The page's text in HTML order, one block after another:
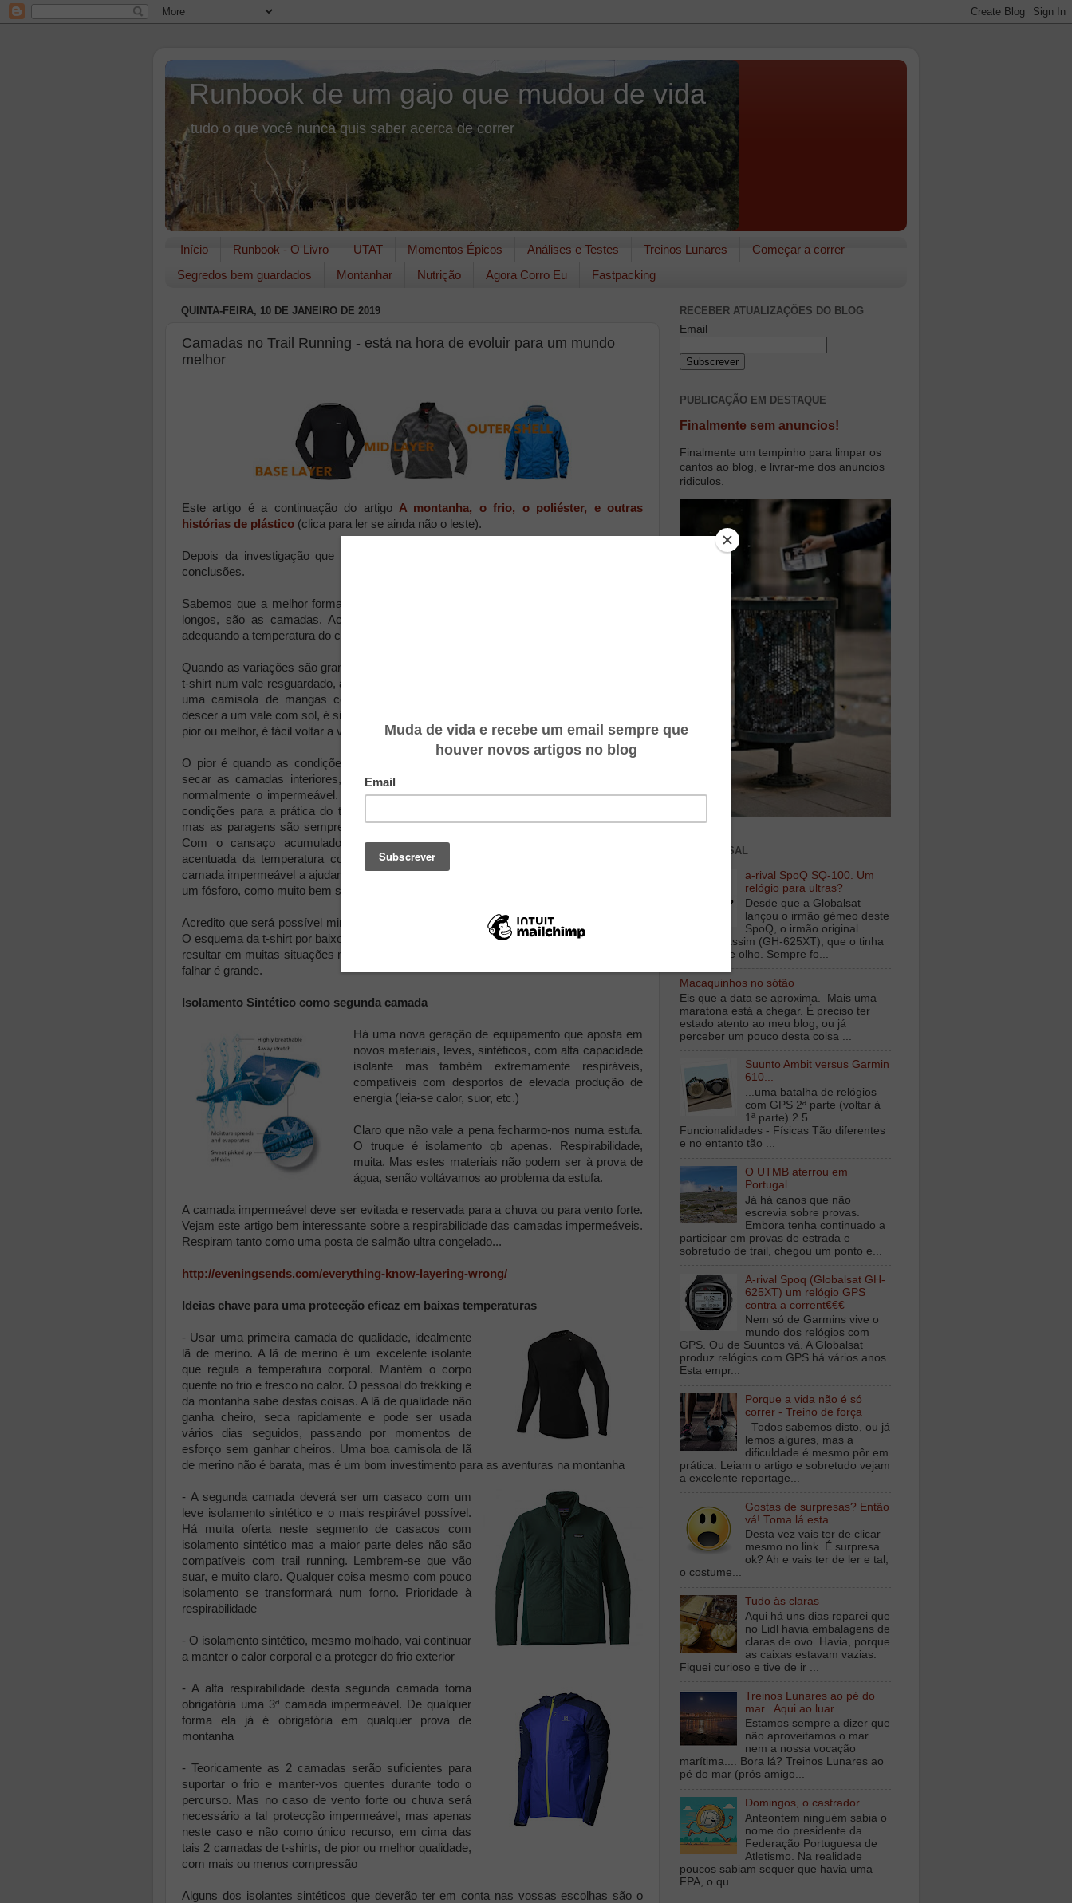
Runbook de um gajo que mudou de vida
tudo o que você nunca quis saber acerca de correr
Início Runbook - O Livro UTAT Momentos Épicos Análises e Testes Treinos Lunares
Começar a correr
Segredos bem guardados
Montanhar Nutrição Agora Corro Eu Fastpacking
QUINTA-FEIRA, 10 DE JANEIRO DE 2019
Camadas no Trail Running - está na hora de evoluir para um mundo
melhor
Este artigo é a continuação do artigo A montanha, o frio, o poliéster, e outras
histórias de plástico (clica para ler se ainda não o leste).
Depois da investigação que fiz no artigo anterior, está na hora de revelar algumas
conclusões.
Sabemos que a melhor forma de lidar com o frio, em provas ou mesmo treinos mais
longos, são as camadas. Acrescentam-se ou retiram-se consoante a necessidade,
adequando a temperatura do corpo às condições exteriores.
Quando as variações são grandes, a coisa funciona bem. Quando se alterna entre uma
t-shirt num vale resguardado, ao sol, e o cume de uma montanha com vento frio já com
uma camisola de mangas compridas e um corta-vento/impermeável, para voltar a
descer a um vale com sol, é simples irmos gerindo as camadas. A roupa vai secando e,
pior ou melhor, é fácil voltar a vestir o que já se despiu devido à subida da temperatura.
O pior é quando as condições são muito agrestes e não vamos ter possibilidade de
secar as camadas interiores, e nem sequer pensamos em retirar a ultima camada,
normalmente o impermeável. Frio, chuva contínua, vento forte, estão entre as piores
condições para a prática do trail. Enquanto produzimos calor a coisa ainda se tolera,
mas as paragens são sempre um quebra cabeças, principalmente em provas longas.
Com o cansaço acumulado qualquer paragem leva rapidamente a uma quebra
acentuada da temperatura corporal. A roupa completamente ensopada por baixo da
camada impermeável a ajudar à festa e a ampliar o frio. Daí ao princípio de hipotermia é
um fósforo, como muito bem sabe quem já sofreu um golpe de frio em provas.
Acredito que será possível minimizar o problema se apostarmos no equipamento certo.
O esquema da t-shirt por baixo, mais uma de mangas compridas e o impermeável, pode
resultar em muitas situações mas naquelas alturas mais importantes a probabilidade de
falhar é grande.
Isolamento Sintético como segunda camada
Há uma nova geração de equipamento que aposta em
novos materiais, leves, sintéticos, com alta capacidade
isolante mas também extremamente respiráveis,
compatíveis com desportos de elevada produção de
energia (leia-se calor, suor, etc.)
Claro que não vale a pena fecharmo-nos numa estufa.
O truque é isolamento qb apenas. Respirabilidade,
muita. Mas estes materiais não podem ser à prova de
água, senão voltávamos ao problema da estufa.
A camada impermeável deve ser evitada e reservada para a chuva ou para vento forte.
Vejam este artigo bem interessante sobre a respirabilidade das camadas impermeáveis.
Respiram tanto como uma posta de salmão ultra congelado...
http://eveningsends.com/everything-know-layering-wrong/
Ideias chave para uma protecção eficaz em baixas temperaturas
- Usar uma primeira camada de qualidade, idealmente
lã de merino. A lã de merino é um excelente isolante
que regula a temperatura corporal. Mantém o corpo
quente no frio e fresco no calor. O pessoal do trekking e
da montanha sabe destas coisas. A lã de qualidade não
ganha cheiro, seca rapidamente e pode ser usada
vários dias seguidos, passando por momentos de
esforço sem ganhar cheiros. Uma boa camisola de lã
de merino não é barata, mas é um bom investimento para as aventuras na montanha
-A segunda camada deverá ser um casaco com um
leve isolamento sintético e o mais respirável possível.
Há muita oferta neste segmento de casacos com
isolamento sintético mas a maior parte deles não são
compatíveis com trail running. Lembrem-se que vão
suar, e muito claro. Qualquer coisa mesmo com pouco
isolamento se transformará num forno. Prioridade à
respirabilidade
- O isolamento sintético, mesmo molhado, vai continuar
a manter o calor corporal e a proteger do frio exterior
- A alta respirabilidade desta segunda camada torna
obrigatória uma 3ª camada impermeável. De qualquer
forma ela já é obrigatória em qualquer prova de
montanha
- Teoricamente as 2 camadas serão suficientes para
suportar o frio e manter-vos quentes durante todo o
percurso. Mas no caso de vento forte ou chuva será
necessário a tal protecção impermeável, mas apenas
neste caso e não como único recurso, em cima das
tais 2 camadas de t-shirts, de pior ou melhor qualidade,
com mais ou menos compressão
Alguns dos isolantes sintéticos que deverão ter em conta nas vossas escolhas são o
RECEBER ATUALIZAÇÕES DO BLOG
Email
PUBLICAÇÃO EM DESTAQUE
Finalmente sem anuncios!
Finalmente um tempinho para limpar os
cantos ao blog, e livrar-me dos anuncios
ridiculos.
TOP MENSAL
a-rival SpoQ SQ-100. Um
relógio para ultras?
Desde que a Globalsat
lançou o irmão gémeo deste
SpoQ, o irmão original
digamos assim (GH-625XT), que o tinha
debaixo de olho. Sempre fo...
Macaquinhos no sótão
Eis que a data se aproxima. Mais uma
maratona está a chegar. É preciso ter
estado atento ao meu blog, ou já
perceber um pouco desta coisa ...
Suunto Ambit versus Garmin
610...
...uma batalha de relógios
com GPS 2ª parte (voltar à
1ª parte) 2.5
Funcionalidades - Físicas Tão diferentes
e no entanto tão ...
O UTMB aterrou em
Portugal
Já há canos que não
escrevia sobre provas.
Embora tenha continuado a
participar em provas de estrada e
sobretudo de trail, chegou um ponto e...
A-rival Spoq (Globalsat GH-
625XT) um relógio GPS
contra a corrent€€€
Nem só de Garmins vive o
mundo dos relógios com
GPS. Ou de Suuntos vá. A Globalsat
produz relógios com GPS há vários anos.
Esta empr...
Porque a vida não é só
correr - Treino de força
Todos sabemos disto, ou já
lemos algures, mas a
dificuldade é mesmo pôr em
prática. Leiam o artigo e sobretudo vejam
a excelente reportage...
Gostas de surpresas? Então
vá! Toma lá esta
Desta vez vais ter de clicar
mesmo no link. É surpresa
ok? Ah e vais ter de ler e tal,
o costume...
Tudo às claras
Aqui há uns dias reparei que
no Lidl havia embalagens de
claras de ovo. Havia, porque
as caixas estavam vazias.
Fiquei curioso e tive de ir ...
Treinos Lunares ao pé do
mar...Aqui ao luar...
Estamos sempre a dizer que
não aproveitamos o mar
nem a nossa vocação
marítima.... Bora lá? Treinos Lunares ao
pé do mar (prós amigo...
Domingos, o castrador
Anteontem ninguém sabia o
nome do presidente da
Federação Portuguesa de
Atletismo. Na realidade
poucos sabiam sequer que havia uma
FPA, o qu...